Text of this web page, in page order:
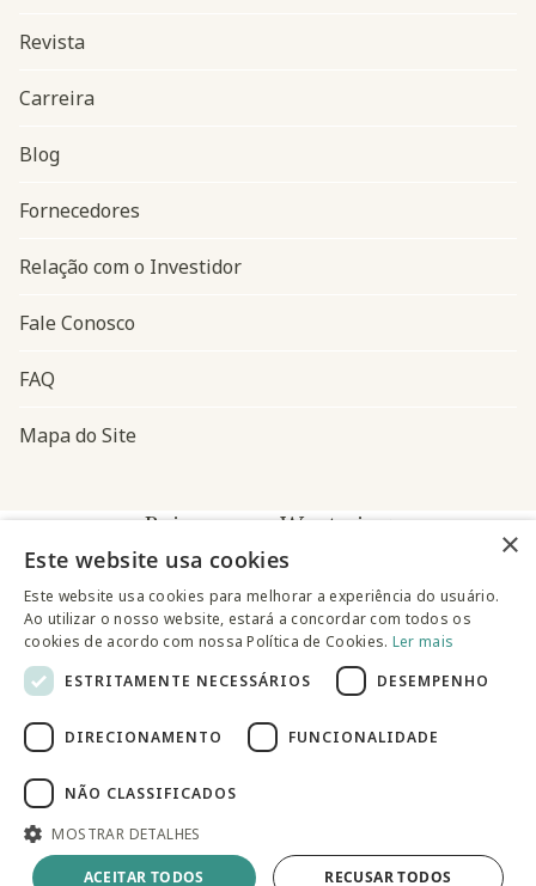
Navegação do rodapé
Revista
Carreira
Blog
Fornecedores
Relação com o Investidor
Fale Conosco
FAQ
Mapa do Site
Baixe o app Westwing
@westwingbr
Somos uma empresa certificada
© 2025 Westwing Comércio Varejista S.A WESTWING
COMÉRCIO VAREJISTA S.A CNPJ: 14.776.142/0001-50 Endereço:
Av. Queiroz Filho, 1700 - Torre A 5° andar - Vila Hamburguesa -
×
Este website usa cookies
Este website usa cookies para melhorar a experiência do usuário.
Ao utilizar o nosso website, estará a concordar com todos os
cookies de acordo com nossa Política de Cookies. Ler mais
ESTRITAMENTE NECESSÁRIOS
DESEMPENHO
DIRECIONAMENTO FUNCIONALIDADE
NÃO CLASSIFICADOS
MOSTRAR DETALHES
ACEITAR TODOS RECUSAR TODOS